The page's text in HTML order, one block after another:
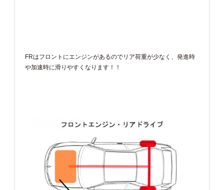
FRはフロントにエンジンがあるのでリア荷重が少なく、発進時
や加速時に滑りやすくなります！！